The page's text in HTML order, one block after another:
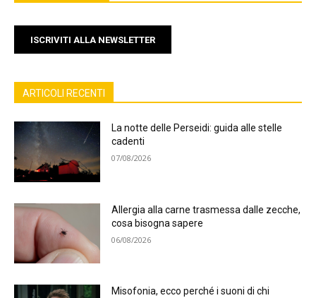
ISCRIVITI ALLA NEWSLETTER
ARTICOLI RECENTI
La notte delle Perseidi: guida alle stelle
cadenti
07/08/2026
Allergia alla carne trasmessa dalle zecche,
cosa bisogna sapere
06/08/2026
Misofonia, ecco perché i suoni di chi